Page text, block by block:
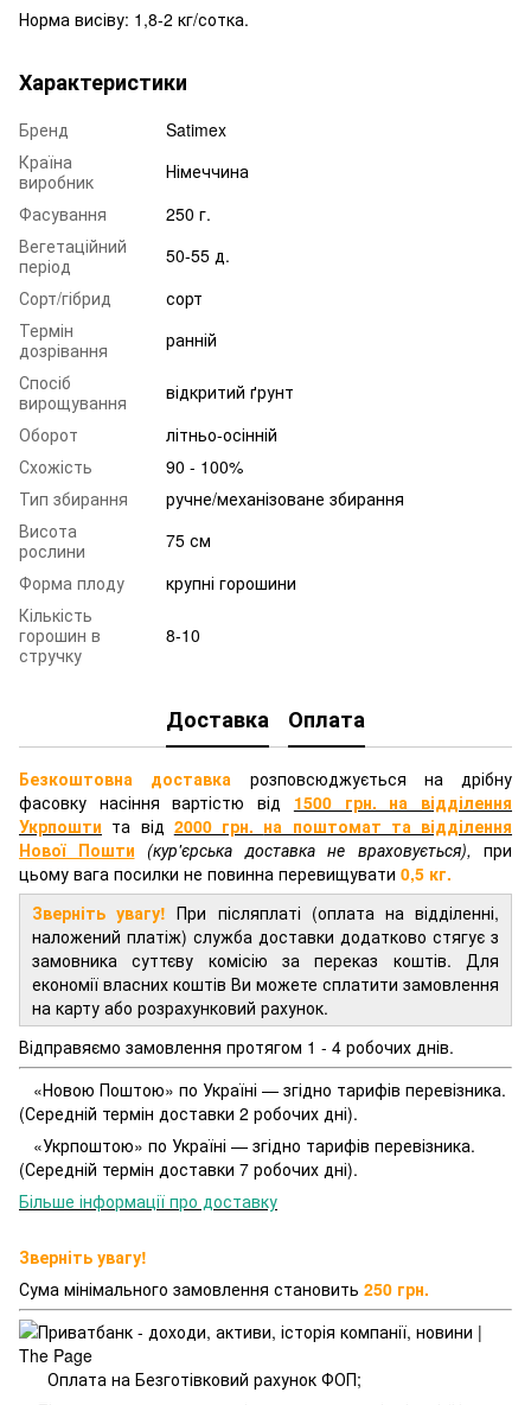
Норма висіву: 1,8-2 кг/сотка.
Характеристики
Бренд
Satimex
Країна
виробник
Німеччина
Фасування
250 г.
Вегетаційний
період
50-55 д.
Сорт/гібрид
сорт
Термін
дозрівання
ранній
Спосіб
вирощування
відкритий ґрунт
Оборот
літньо-осінній
Схожість
90 - 100%
Тип збирання
ручне/механізоване збирання
Висота
рослини
75 см
Форма плоду
крупні горошини
Кількість
горошин в
стручку
8-10
Доставка Оплата
Безкоштовна доставка розповсюджується на дрібну
фасовку насіння вартістю від 1500 грн. на відділення
Укрпошти та від 2000 грн. на поштомат та відділення
Нової Пошти (кур'єрська доставка не враховується), при
цьому вага посилки не повинна перевищувати 0,5 кг.
Зверніть увагу! При післяплаті (оплата на відділенні,
наложений платіж) служба доставки додатково стягує з
замовника суттєву комісію за переказ коштів. Для
економії власних коштів Ви можете сплатити замовлення
на карту або розрахунковий рахунок.
Відправяємо замовлення протягом 1 - 4 робочих днів.
«Новою Поштою» по Україні — згідно тарифів перевізника.
(Середній термін доставки 2 робочих дні).
«Укрпоштою» по Україні — згідно тарифів перевізника.
(Середній термін доставки 7 робочих дні).
Більше інформації про доставку
Зверніть увагу!
Сума мінімального замовлення становить 250 грн.
Оплата на Безготівковий рахунок ФОП;